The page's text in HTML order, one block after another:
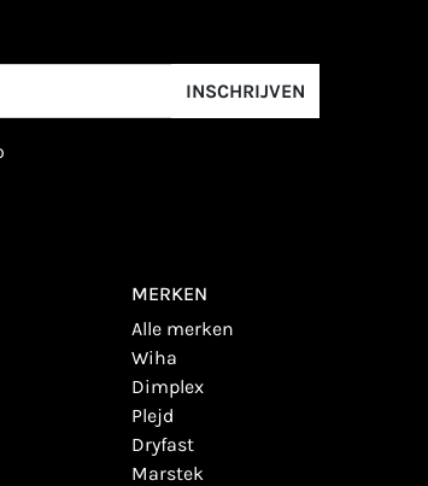
INSCHRIJVEN
MERKEN
alle merken
wiha
dimplex
plejd
dryfast
marstek